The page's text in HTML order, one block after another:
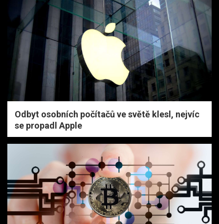
Odbyt osobních počítačů ve světě klesl, nejvíc
se propadl Apple